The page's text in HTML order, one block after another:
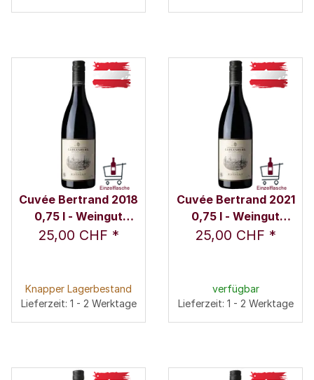
Cuvée Bertrand 2018
0,75 l - Weingut
Schloss Gobelsburg
25,00 CHF *
Knapper Lagerbestand
Lieferzeit: 1 - 2 Werktage
Cuvée Bertrand 2021
0,75 l - Weingut
Schloss Gobelsburg
25,00 CHF *
verfügbar
Lieferzeit: 1 - 2 Werktage